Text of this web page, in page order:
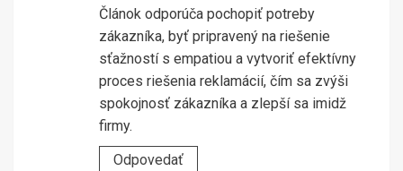
Článok odporúča pochopiť potreby
zákazníka, byť pripravený na riešenie
sťažností s empatiou a vytvoriť efektívny
proces riešenia reklamácií, čím sa zvýši
spokojnosť zákazníka a zlepší sa imidž
firmy.
Odpovedať